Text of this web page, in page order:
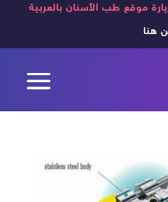
موقع طب الأسنان بالعربية
هنا